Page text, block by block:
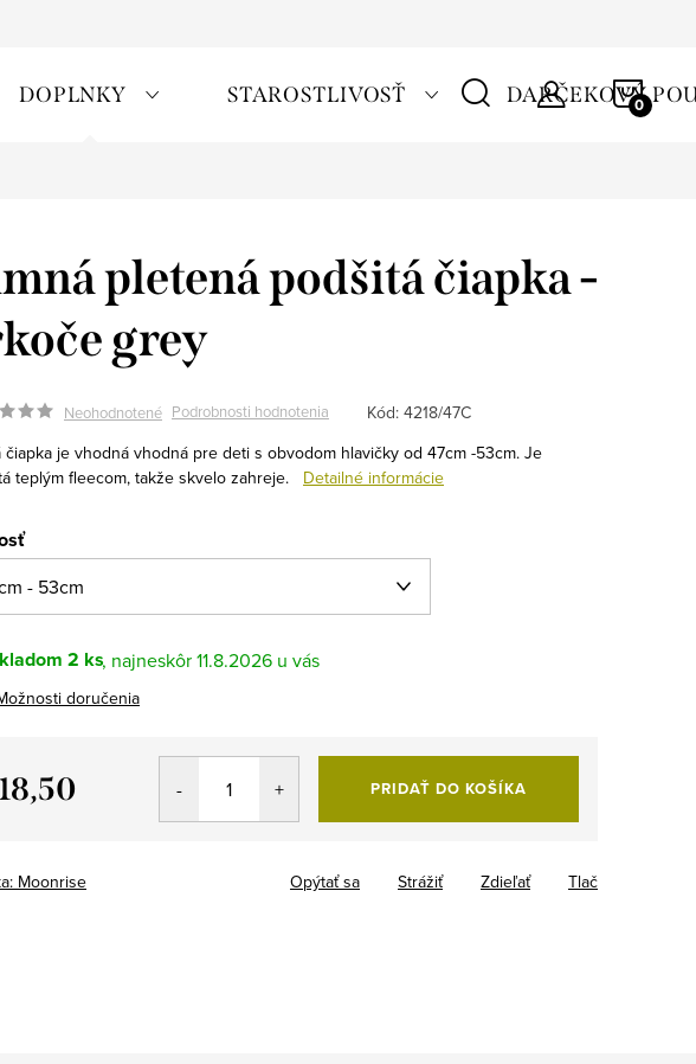
DOPLNKY STAROSTLIVOSŤ DARČEKOVÝ
pletená podšitá čiapka -
grey
Neohodnotené Podrobnosti hodnotenia Kód: 4218/47C
čiapka je vhodná vhodná pre deti s obvodom hlavičky od 47cm -53cm. Je
teplým fleecom, takže skvelo zahreje.
Detailné informácie
2 ks 11.8.2026
doručenia
PRIDAŤ DO KOŠÍKA
Moonrise Tlač
Opýtať sa Strážiť Zdieľať